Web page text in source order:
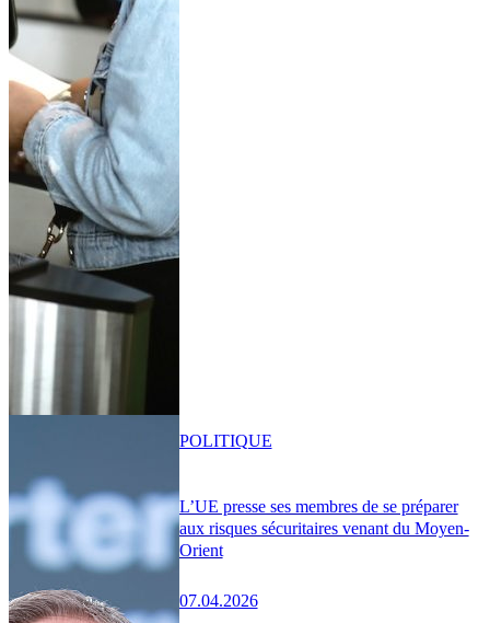
L’UE presse ses membres de se préparer
aux risques sécuritaires venant du Moyen-
Orient
07.04.2026
POLITIQUE